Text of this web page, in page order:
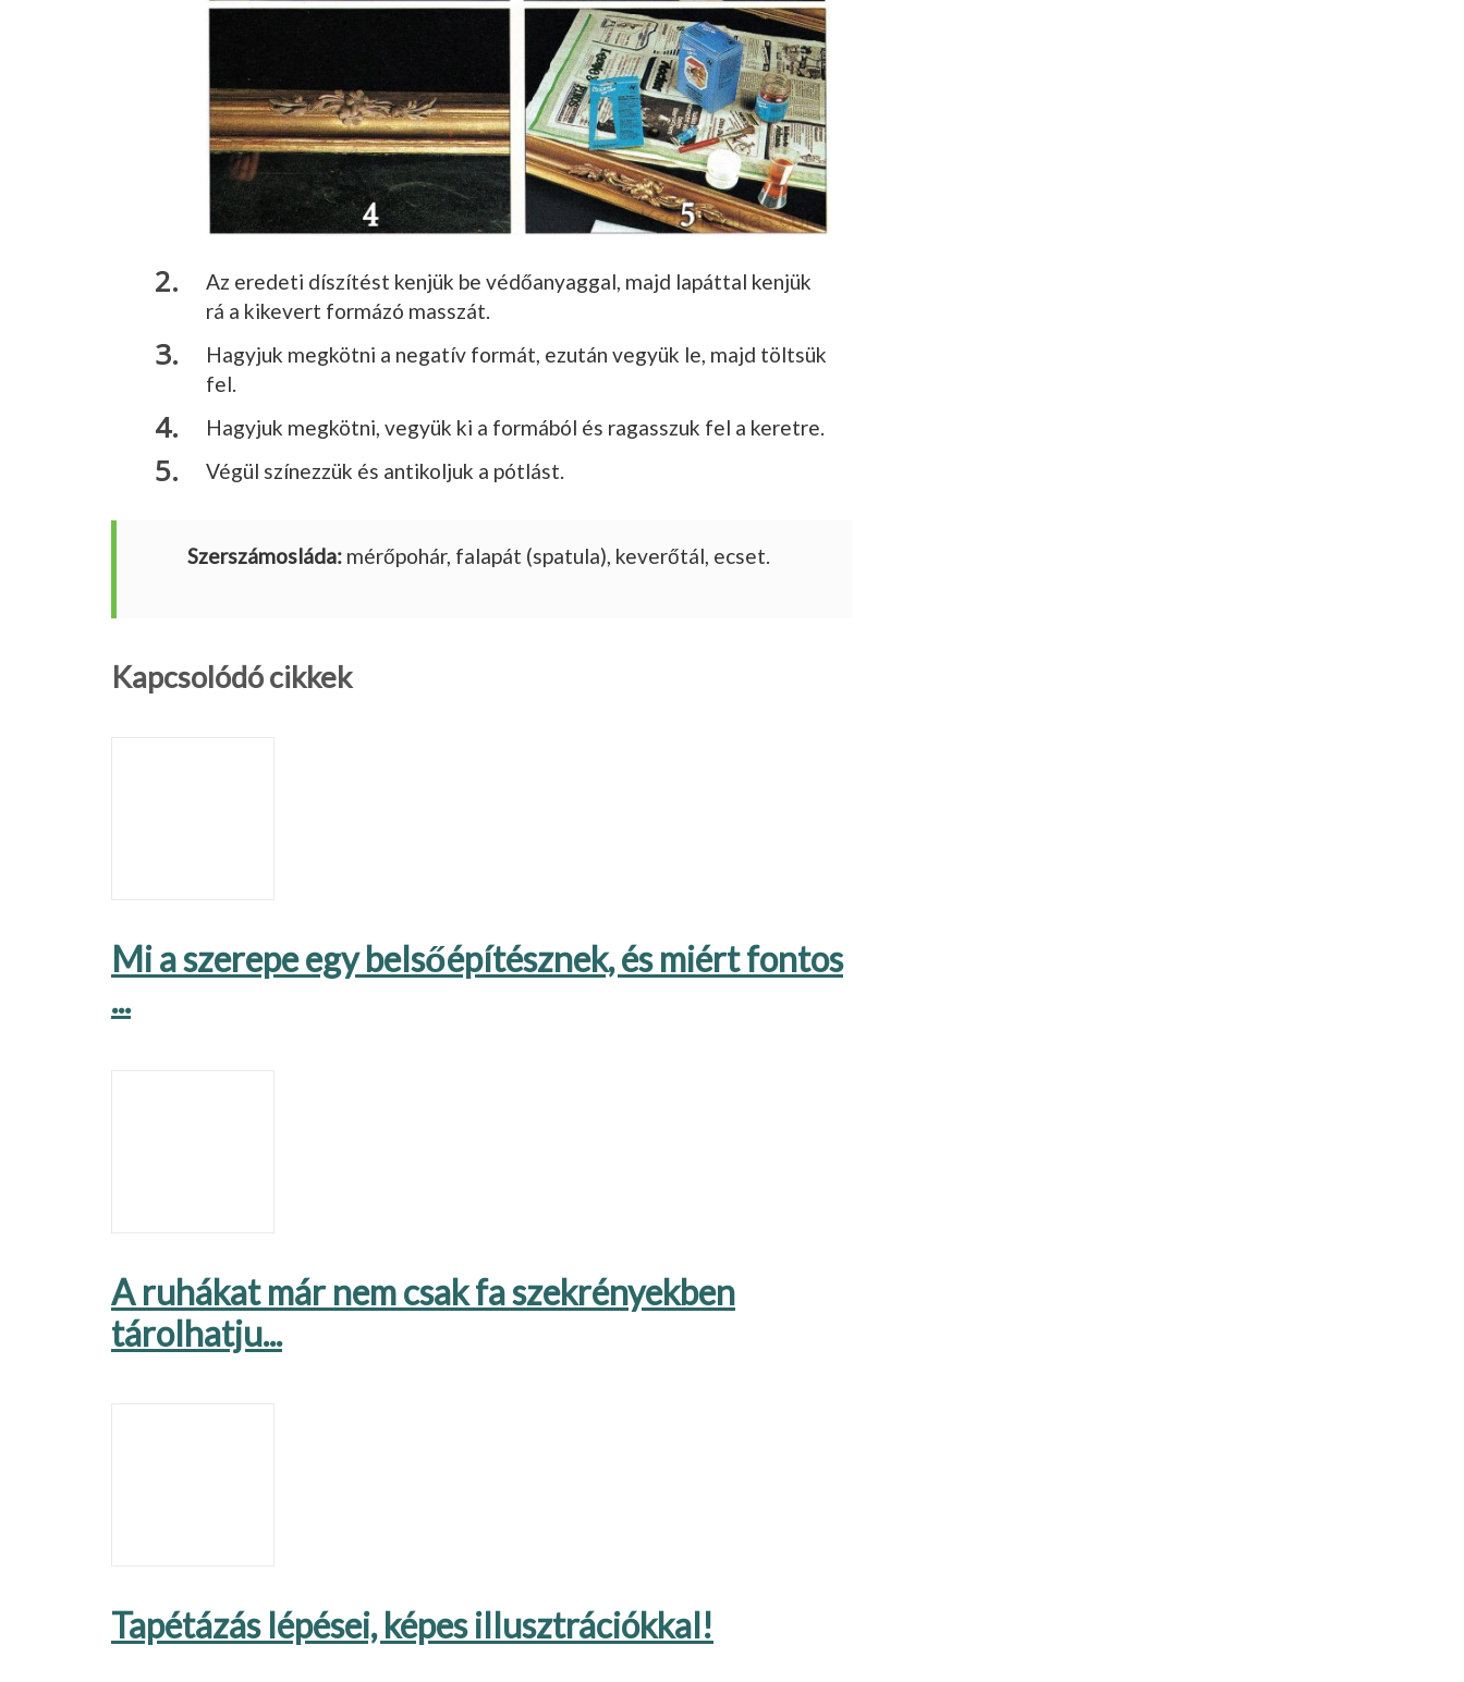
Az eredeti díszítést kenjük be védőanyaggal, majd lapáttal kenjük
rá a kikevert formázó masszát.
Hagyjuk megkötni a negatív formát, ezután vegyük le, majd töltsük
fel.
Hagyjuk megkötni, vegyük ki a formából és ragasszuk fel a keretre.
Végül színezzük és antikoljuk a pótlást.
Szerszámosláda: mérőpohár, falapát (spatula), keverőtál, ecset.
Kapcsolódó cikkek
Mi a szerepe egy belsőépítésznek, és miért fontos
...
A ruhákat már nem csak fa szekrényekben
tárolhatju...
Tapétázás lépései, képes illusztrációkkal!